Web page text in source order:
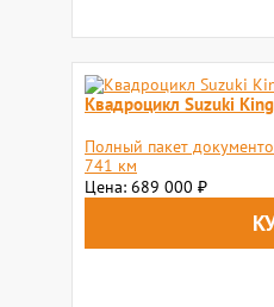
Квадроцикл Suzuki
Полный пакет
741 км
Цена: 689 000 ₽